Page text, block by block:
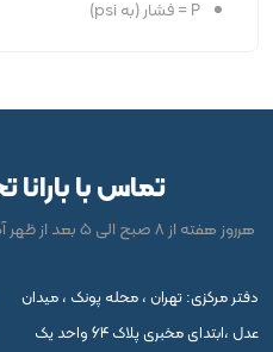
P = فشار (به psi)
تماس با
هرروز هفته از 8 صبح الی 5 بعد از ظهر آماده مشاوره و راهنمایی شما هستیم
دفتر مرکزی: تهران ، محله پونک ، میدان
عدل ،ابتدای مخبری پلاک 64 واحد یک